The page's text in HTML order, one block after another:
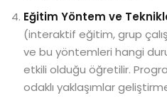
Eğitim Yöntem ve
(interaktif eğitim, grup
ve bu yöntemleri hangi
etkili olduğu öğretilir.
odaklı yaklaşımlar